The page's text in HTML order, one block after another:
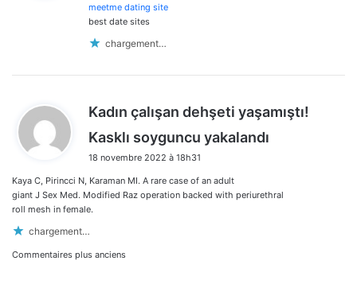
meetme dating site
best date sites
chargement…
Kadın çalışan dehşeti yaşamıştı!
Kasklı soyguncu yakalandı
:
18 novembre 2022 à 18h31
Kaya C, Pirincci N, Karaman MI. A rare case of an adult
giant J Sex Med. Modified Raz operation backed with periurethral
roll mesh in female.
chargement…
Navigation
Commentaires plus anciens